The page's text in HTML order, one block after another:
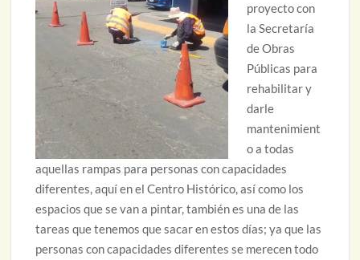
proyecto con
la Secretaría
de Obras
Públicas para
rehabilitar y
darle
mantenimient
o a todas
aquellas rampas para personas con capacidades
diferentes, aquí en el Centro Histórico, así como los
espacios que se van a pintar, también es una de las
tareas que tenemos que sacar en estos días; ya que las
personas con capacidades diferentes se merecen todo